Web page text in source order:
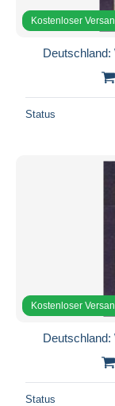
Kostenloser
Deutschland:
Status
Kostenloser
Deutschland:
Status